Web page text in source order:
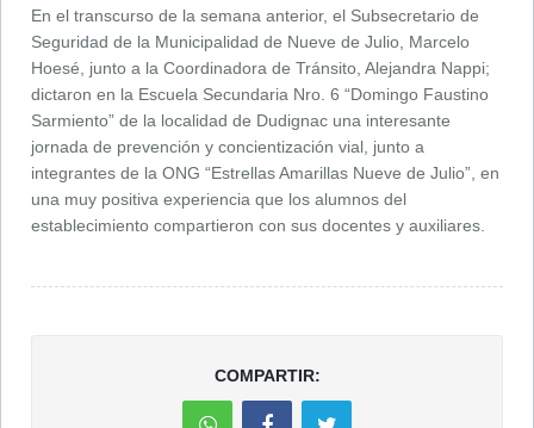
En el transcurso de la semana anterior, el Subsecretario de
Seguridad de la Municipalidad de Nueve de Julio, Marcelo
Hoesé, junto a la Coordinadora de Tránsito, Alejandra Nappi;
dictaron en la Escuela Secundaria Nro. 6 “Domingo Faustino
Sarmiento” de la localidad de Dudignac una interesante
jornada de prevención y concientización vial, junto a
integrantes de la ONG “Estrellas Amarillas Nueve de Julio”, en
una muy positiva experiencia que los alumnos del
establecimiento compartieron con sus docentes y auxiliares.
COMPARTIR: